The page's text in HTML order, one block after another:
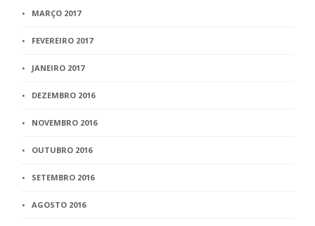
MARÇO 2017
FEVEREIRO 2017
JANEIRO 2017
DEZEMBRO 2016
NOVEMBRO 2016
OUTUBRO 2016
SETEMBRO 2016
AGOSTO 2016